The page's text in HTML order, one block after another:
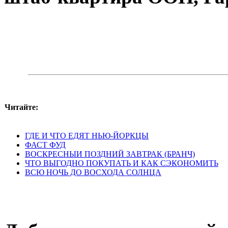
Читайте:
ГДЕ И ЧТО ЕДЯТ НЬЮ-ЙОРКЦЫ
ФАСТ ФУД
ВОСКРЕСНЫИ ПОЗДНИЙ ЗАВТРАК (БРАНЧ)
ЧТО ВЫГОДНО ПОКУПАТЬ И КАК СЭКОНОМИТЬ
ВСЮ НОЧЬ ДО ВОСХОДА СОЛНЦА